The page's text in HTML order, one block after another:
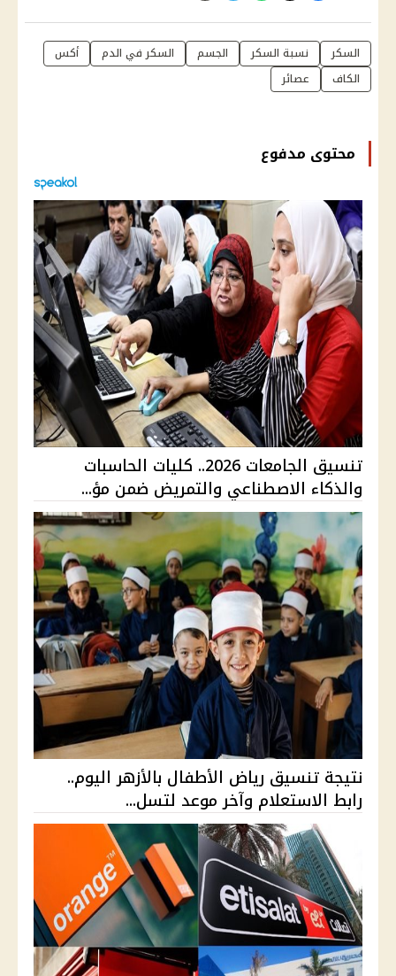
السكر نسبة السكر الجسم السكر في الدم
أكس
الكاف
عصائر
محتوى مدفوع
تنسيق الجامعات 2026.. كليات الحاسبات
والذكاء الاصطناعي والتمريض ضمن مؤ...
نتيجة تنسيق رياض الأطفال بالأزهر اليوم..
رابط الاستعلام وآخر موعد لتسل...